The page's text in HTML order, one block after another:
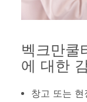
벡크만쿨
에 대한
창고 또는 현